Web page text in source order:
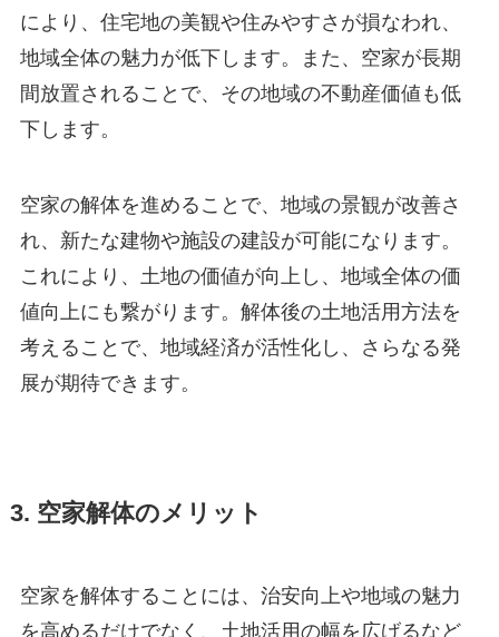
により、住宅地の美観や住みやすさが損なわれ、
地域全体の魅力が低下します。また、空家が長期
間放置されることで、その地域の不動産価値も低
下します。
空家の解体を進めることで、地域の景観が改善さ
れ、新たな建物や施設の建設が可能になります。
これにより、土地の価値が向上し、地域全体の価
値向上にも繋がります。解体後の土地活用方法を
考えることで、地域経済が活性化し、さらなる発
展が期待できます。
3. 空家解体のメリット
空家を解体することには、治安向上や地域の魅力
を高めるだけでなく、土地活用の幅を広げるなど